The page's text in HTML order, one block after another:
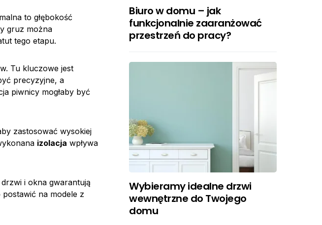
to głębokość
gruz można
tego etapu.
Tu kluczowe jest
precyzyjne, a
piwnicy mogłaby być
zastosować wysokiej
izolacja wpływa
i okna gwarantują
na modele z
Biuro w domu – jak
funkcjonalnie zaaranżować
przestrzeń do pracy?
Wybieramy idealne drzwi
wewnętrzne do Twojego
domu